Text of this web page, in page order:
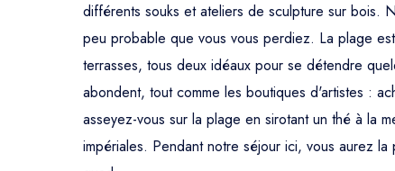
différents souks et ateliers de sculpture sur bois.
peu probable que vous vous perdiez. La plage
terrasses, tous deux idéaux pour se détendre
abondent, tout comme les boutiques d'artistes :
asseyez-vous sur la plage en sirotant un thé à la
impériales. Pendant notre séjour ici, vous aurez